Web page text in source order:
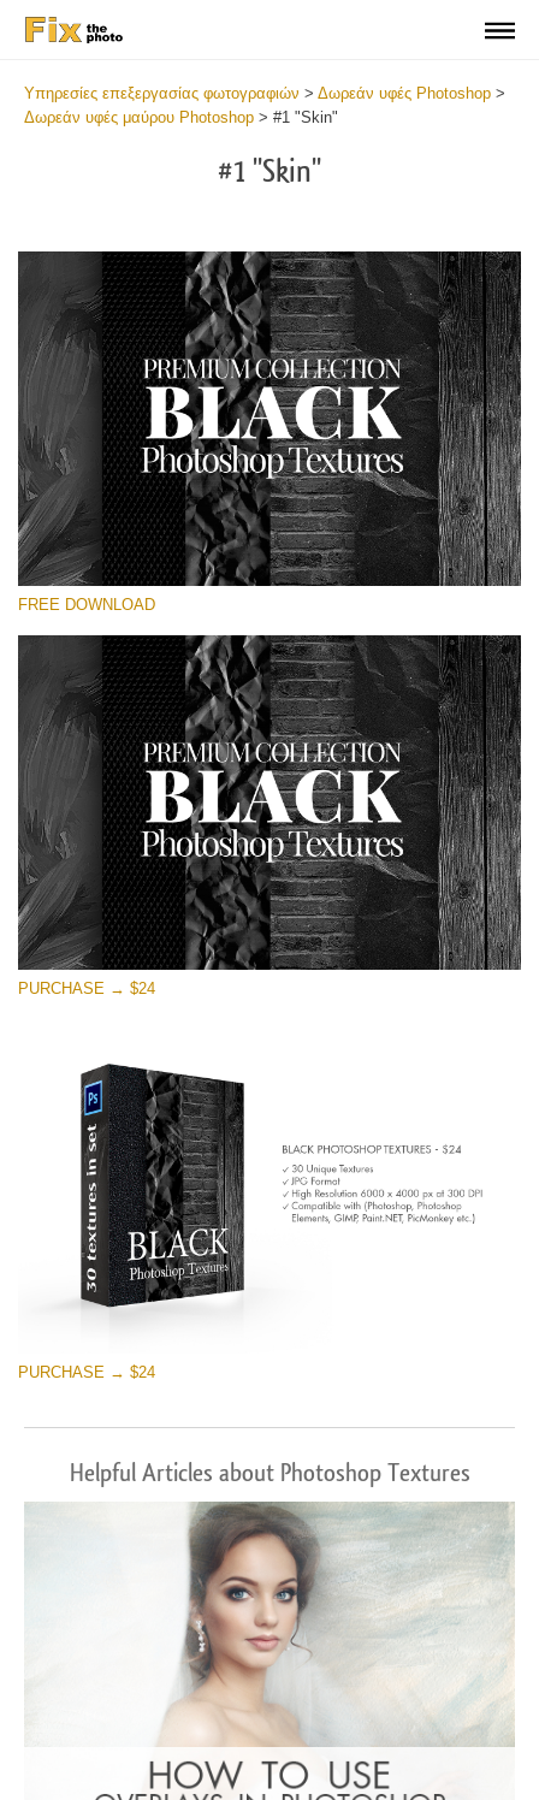
Υπηρεσίες επεξεργασίας φωτογραφιών > Δωρεάν υφές Photoshop >
Δωρεάν υφές μαύρου Photoshop > #1 "Skin"
#1 "Skin"
Please select
Small 800*533px
Black Textures
(30 Textures)
Large 6000*4000px
Entire Collection
(1783 Overlays)
Large 6000*4000px
Free download
FREE DOWNLOAD
PURCHASE → $24
PURCHASE → $24
Helpful Articles about Photoshop Textures